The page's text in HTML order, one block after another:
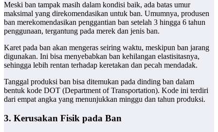
Meski ban tampak masih dalam kondisi baik, ada batas umur
maksimal yang direkomendasikan untuk ban. Umumnya, produsen
ban merekomendasikan penggantian ban setelah 3 hingga 6 tahun
penggunaan, tergantung pada merek dan jenis ban.
Karet pada ban akan mengeras seiring waktu, meskipun ban jarang
digunakan. Ini bisa menyebabkan ban kehilangan elastisitasnya,
sehingga lebih rentan terhadap keretakan dan pecah mendadak.
Tanggal produksi ban bisa ditemukan pada dinding ban dalam
bentuk kode DOT (Department of Transportation). Kode ini terdiri
dari empat angka yang menunjukkan minggu dan tahun produksi.
3. Kerusakan Fisik pada Ban